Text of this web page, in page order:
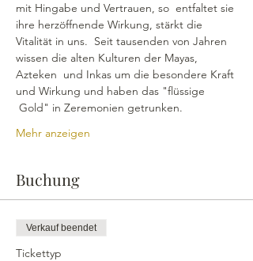
mit Hingabe und Vertrauen, so  entfaltet sie
ihre herzöffnende Wirkung, stärkt die
Vitalität in uns.  Seit tausenden von Jahren
wissen die alten Kulturen der Mayas,
Azteken  und Inkas um die besondere Kraft
und Wirkung und haben das "flüssige
Gold" in Zeremonien getrunken.
Mehr anzeigen
Buchung
Verkauf beendet
Tickettyp